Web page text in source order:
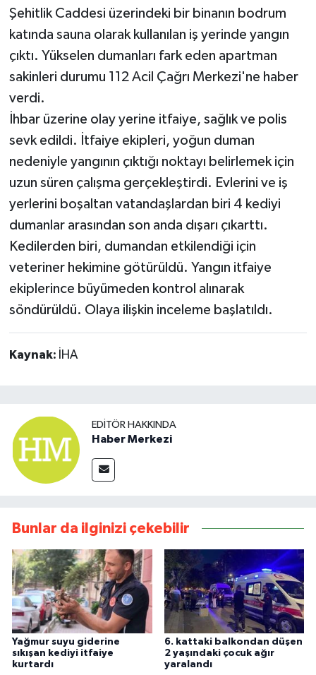
Şehitlik Caddesi üzerindeki bir binanın bodrum
katında sauna olarak kullanılan iş yerinde yangın
çıktı. Yükselen dumanları fark eden apartman
sakinleri durumu 112 Acil Çağrı Merkezi'ne haber
verdi.
İhbar üzerine olay yerine itfaiye, sağlık ve polis
sevk edildi. İtfaiye ekipleri, yoğun duman
nedeniyle yangının çıktığı noktayı belirlemek için
uzun süren çalışma gerçekleştirdi. Evlerini ve iş
yerlerini boşaltan vatandaşlardan biri 4 kediyi
dumanlar arasından son anda dışarı çıkarttı.
Kedilerden biri, dumandan etkilendiği için
veteriner hekimine götürüldü. Yangın itfaiye
ekiplerince büyümeden kontrol alınarak
söndürüldü. Olaya ilişkin inceleme başlatıldı.
Kaynak: İHA
EDITÖR HAKKINDA
Haber Merkezi
Bunlar da ilginizi çekebilir
Yağmur suyu giderine
sıkışan kediyi itfaiye
kurtardı
6. kattaki balkondan düşen
2 yaşındaki çocuk ağır
yaralandı